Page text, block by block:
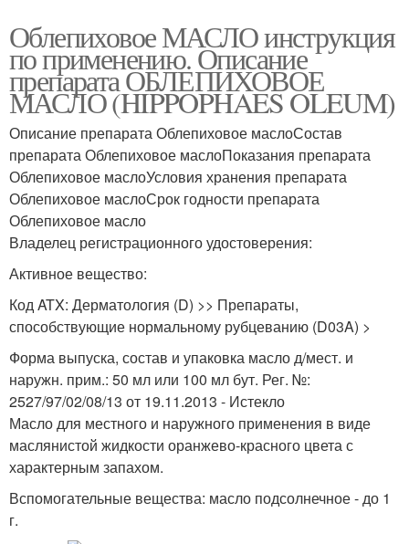
Облепиховое МАСЛО инструкция
по применению. Описание
препарата ОБЛЕПИХОВОЕ
МАСЛО (HIPPOPHAES OLEUM)
Описание препарата Облепиховое маслоСостав
препарата Облепиховое маслоПоказания препарата
Облепиховое маслоУсловия хранения препарата
Облепиховое маслоСрок годности препарата
Облепиховое масло
Владелец регистрационного удостоверения:
Активное вещество:
Код ATX: Дерматология (D) >> Препараты,
способствующие нормальному рубцеванию (D03A) >
Форма выпуска, состав и упаковка масло д/мест. и
наружн. прим.: 50 мл или 100 мл бут. Рег. №:
2527/97/02/08/13 от 19.11.2013 - Истекло
Масло для местного и наружного применения в виде
маслянистой жидкости оранжево-красного цвета с
характерным запахом.
Вспомогательные вещества: масло подсолнечное - до 1
г.